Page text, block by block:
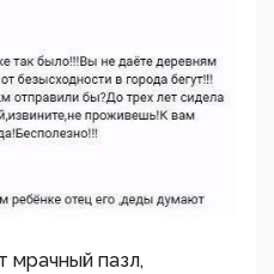
мрачный пазл,